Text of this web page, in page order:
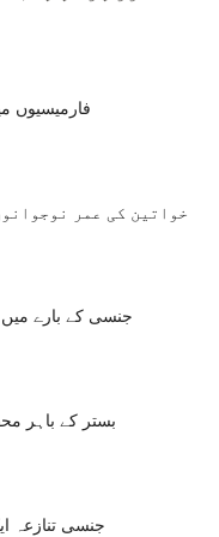
فارمیسیوں
خواتین کی عمر
جنسی کے بارے میں
بستر کے باہر
جنسی تنازعہ